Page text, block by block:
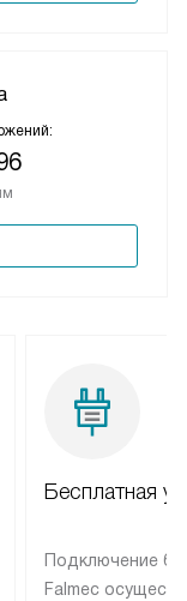
Бесплатная
Подключение
Falmec